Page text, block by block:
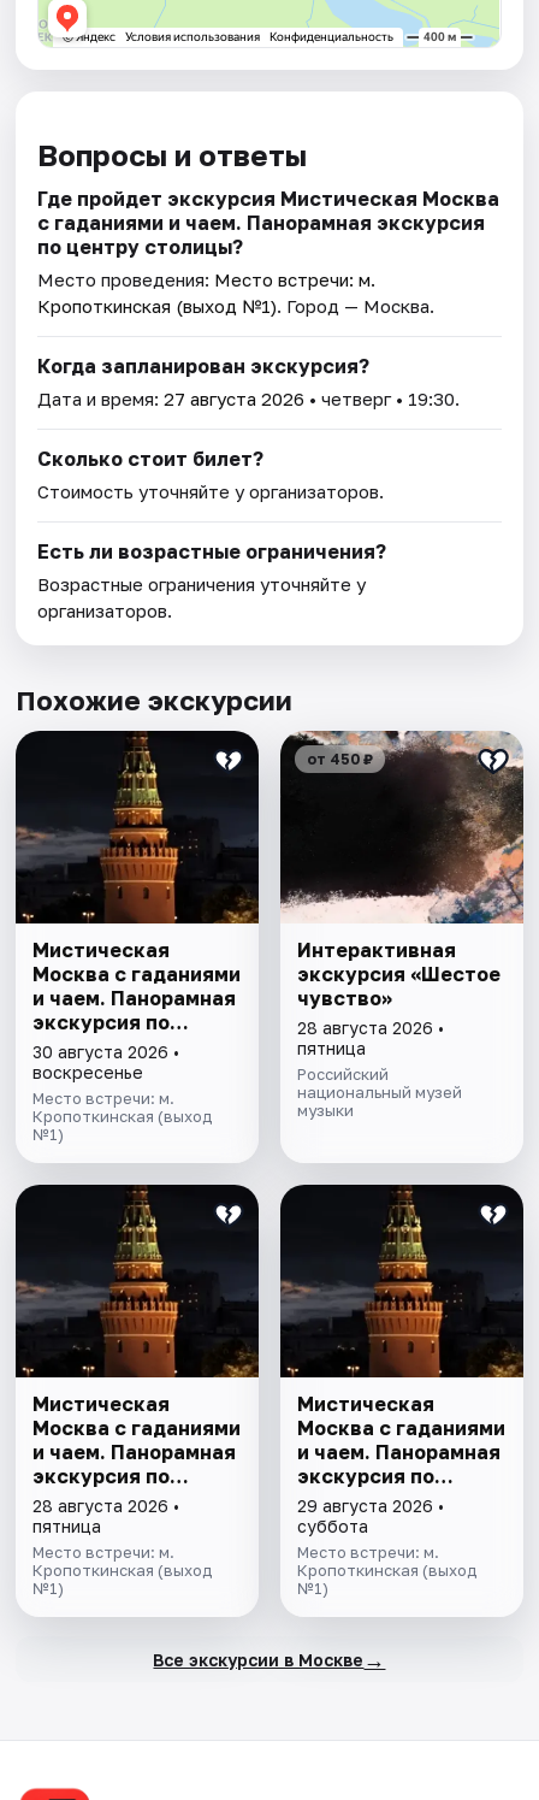
Вопросы и ответы
Где пройдет экскурсия Мистическая Москва
с гаданиями и чаем. Панорамная экскурсия
по центру столицы?
Место проведения: Место встречи: м.
Кропоткинская (выход №1). Город — Москва.
Когда запланирован экскурсия?
Дата и время:27 августа 2026 • четверг • 19:30.
Сколько стоит билет?
Стоимость уточняйте у организаторов.
Есть ли возрастные ограничения?
Возрастные ограничения уточняйте у
организаторов.
Похожие экскурсии
Мистическая
Москва с гаданиями
и чаем. Панорамная
экскурсия по
центру столицы
30 августа 2026 •
воскресенье
Место встречи: м.
Кропоткинская (выход
№1)
от 450 ₽
Интерактивная
экскурсия «Шестое
чувство»
28 августа 2026 •
пятница
Российский
национальный музей
музыки
Мистическая
Москва с гаданиями
и чаем. Панорамная
экскурсия по
центру столицы
28 августа 2026 •
пятница
Место встречи: м.
Кропоткинская (выход
№1)
Мистическая
Москва с гаданиями
и чаем. Панорамная
экскурсия по
центру столицы
29 августа 2026 •
суббота
Место встречи: м.
Кропоткинская (выход
№1)
Все экскурсии в Москве →